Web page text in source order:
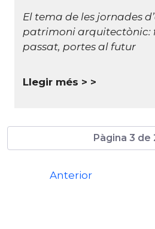
El tema de les jornades
patrimoni arquitectònic:
passat, portes al futur
Llegir més >
Pàgina 3 de
Anterior